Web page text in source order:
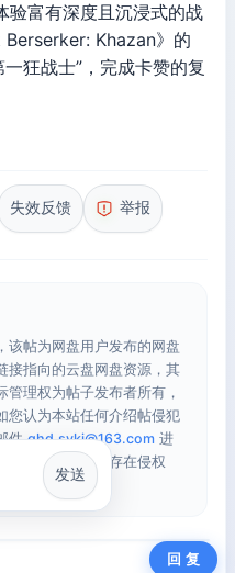
验富有深度且沉浸式的战
Khazan》的
狂战士”，完成卡赞的复
失效反馈 举报
该帖为网盘用户发布的网盘
接指向的云盘网盘资源，其
管理权为帖子发布者所有，
您认为本站任何介绍帖侵犯
件qhd.sykj@163.com 进
链接指向的资源存在侵权
发送
回 复